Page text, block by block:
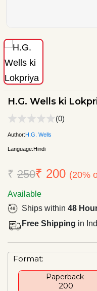
H.G. Wells ki
(0)
Author:H.G. Wells
Language:Hindi
₹ 250₹ 200 (20%
Available
Ships within 48
Free Shipping in
Format:
Paperback
₹ 200